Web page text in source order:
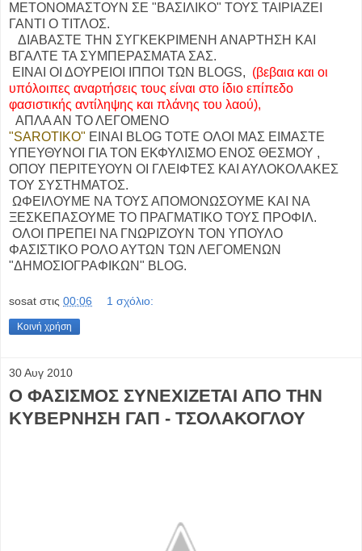
ΜΕΤΟΝΟΜΑΣΤΟΥΝ ΣΕ "ΒΑΣΙΛΙΚΟ" ΤΟΥΣ ΤΑΙΡΙΑΖΕΙ
ΓΑΝΤΙ Ο ΤΙΤΛΟΣ.
ΔΙΑΒΑΣΤΕ ΤΗΝ ΣΥΓΚΕΚΡΙΜΕΝΗ ΑΝΑΡΤΗΣΗ ΚΑΙ
ΒΓΑΛΤΕ ΤΑ ΣΥΜΠΕΡΑΣΜΑΤΑ ΣΑΣ.
ΕΙΝΑΙ ΟΙ ΔΟΥΡΕΙΟΙ ΙΠΠΟΙ ΤΩΝ BLOGS, (βεβαια και οι
υπόλοιπες αναρτήσεις τους είναι στο ίδιο επίπεδο
φασιστικής αντίληψης και πλάνης του λαού),
ΑΠΛΑ ΑΝ ΤΟ ΛΕΓΟΜΕΝΟ
"SAROTIKO" ΕΙΝΑΙ BLOG ΤΟΤΕ ΟΛΟΙ ΜΑΣ ΕΙΜΑΣΤΕ
ΥΠΕΥΘΥΝΟΙ ΓΙΑ ΤΟΝ ΕΚΦΥΛΙΣΜΟ ΕΝΟΣ ΘΕΣΜΟΥ ,
ΟΠΟΥ ΠΕΡΙΤΕΥΟΥΝ ΟΙ ΓΛΕΙΦΤΕΣ ΚΑΙ ΑΥΛΟΚΟΛΑΚΕΣ
ΤΟΥ ΣΥΣΤΗΜΑΤΟΣ.
ΩΦΕΙΛΟΥΜΕ ΝΑ ΤΟΥΣ ΑΠΟΜΟΝΩΣΟΥΜΕ ΚΑΙ ΝΑ
ΞΕΣΚΕΠΑΣΟΥΜΕ ΤΟ ΠΡΑΓΜΑΤΙΚΟ ΤΟΥΣ ΠΡΟΦΙΛ.
ΟΛΟΙ ΠΡΕΠΕΙ ΝΑ ΓΝΩΡΙΖΟΥΝ ΤΟΝ ΥΠΟΥΛΟ
ΦΑΣΙΣΤΙΚΟ ΡΟΛΟ ΑΥΤΩΝ ΤΩΝ ΛΕΓΟΜΕΝΩΝ
"ΔΗΜΟΣΙΟΓΡΑΦΙΚΩΝ" BLOG.
sosat στις 00:06 1 σχόλιο:
Κοινή χρήση
30 Αυγ 2010
Ο ΦΑΣΙΣΜΟΣ ΣΥΝΕΧΙΖΕΤΑΙ ΑΠΟ ΤΗΝ
ΚΥΒΕΡΝΗΣΗ ΓΑΠ - ΤΣΟΛΑΚΟΓΛΟΥ